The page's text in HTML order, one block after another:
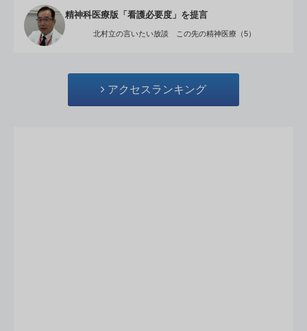
精神科医療版「看護必要度」を提言
北村立の言いたい放談 この先の精神医療（5）
アクセスランキング